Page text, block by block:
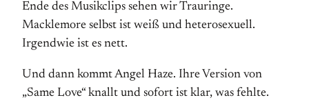
Ende des Musikclips sehen wir Trauringe.
Macklemore selbst ist weiß und heterosexuell.
Irgendwie ist es nett.
Und dann kommt Angel Haze. Ihre Version von
„Same Love“ knallt und sofort ist klar, was fehlte.